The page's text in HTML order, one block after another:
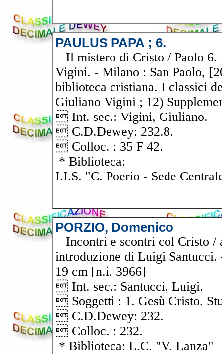
PAULUS PAPA ; 6.
Il mistero di Cristo / Paolo 6.
Vigini. - Milano : San Paolo,
biblioteca cristiana. I classici
Giuliano Vigini ; 12)
 Int. sec.: Vigini, Giuliano.
 C.D.Dewey: 232.8.
 Colloc. : 35 F 42.
* Biblioteca:
I.I.S. "C. Poerio - Sede
PORZIO, Domenico
Incontri e scontri col Cristo /
introduzione di Luigi
19 cm [n.i. 3966]
 Int. sec.: Santucci, Luigi.
 Soggetti : 1. Gesù Cristo.
 C.D.Dewey: 232.
 Colloc. : 232.
* Biblioteca: L.C. "V. Lanza"